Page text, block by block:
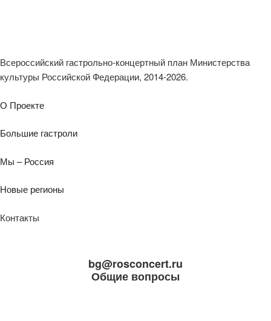
Всероссийский гастрольно-концертный план Министерства
культуры Российской Федерации, 2014-2026.
О Проекте
Большие гастроли
Мы – Россия
Новые регионы
Контакты
bg@rosconcert.ru
Общие вопросы